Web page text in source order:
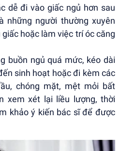
dễ đi vào giấc ngủ hơn sau
những người thường xuyên
hoặc làm việc trí óc căng
buồn ngủ quá mức, kéo dài
sinh hoạt hoặc đi kèm các
chóng mặt, mệt mỏi bất
xem xét lại liều lượng, thời
khảo ý kiến bác sĩ để được